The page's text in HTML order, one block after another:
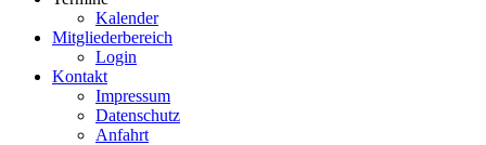
Kalender
Mitgliederbereich
Login
Kontakt
Impressum
Datenschutz
Anfahrt